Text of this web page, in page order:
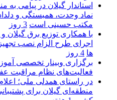
استاندار گیلان در پیامی
نماد وحدت، همبستگی و
مکتب حسینی است 3 روز
با همکاری توزیع برق گیلان
اجرای طرح الزام نصب
ها 4 روز
برگزاری وبینار تخصصی
فعالیت‌های نظام مراقبت
در راستای همدلی ملی؛
منطقه‌ای گیلان برای